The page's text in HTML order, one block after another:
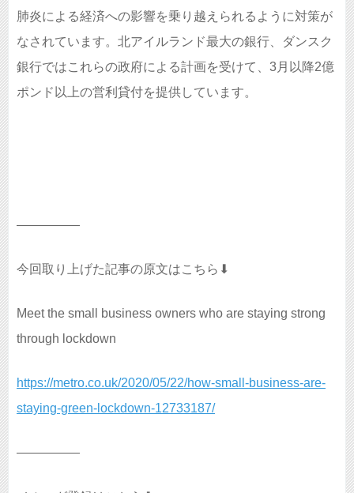
肺炎による経済への影響を乗り越えられるように対策が
なされています。北アイルランド最大の銀行、ダンスク
銀行ではこれらの政府による計画を受けて、3月以降2億
ポンド以上の営利貸付を提供しています。
—————
今回取り上げた記事の原文はこちら⬇︎
Meet the small business owners who are staying strong
through lockdown
https://metro.co.uk/2020/05/22/how-small-business-are-
staying-green-lockdown-12733187/
—————